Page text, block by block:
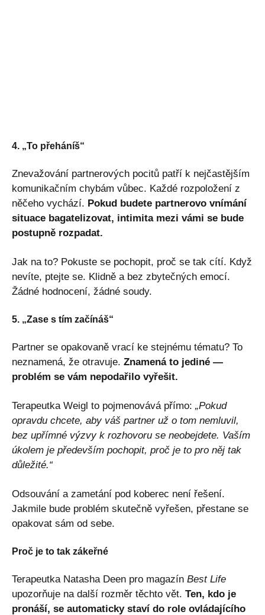
4. „To přeháníš“
Znevažování partnerových pocitů patří k nejčastějším
komunikačním chybám vůbec. Každé rozpoložení z
něčeho vychází. Pokud budete partnerovo vnímání
situace bagatelizovat, intimita mezi vámi se bude
postupně rozpadat.
Jak na to? Pokuste se pochopit, proč se tak cítí. Když
nevíte, ptejte se. Klidně a bez zbytečných emocí.
Žádné hodnocení, žádné soudy.
5. „Zase s tím začínáš“
Partner se opakovaně vrací ke stejnému tématu? To
neznamená, že otravuje. Znamená to jediné —
problém se vám nepodařilo vyřešit.
Terapeutka Weigl to pojmenovává přímo: „Pokud
opravdu chcete, aby váš partner už o tom nemluvil,
bez upřímné výzvy k rozhovoru se neobejdete. Vaším
úkolem je především pochopit, proč je to pro něj tak
důležité.“
Odsouvání a zametání pod koberec není řešení.
Jakmile bude problém skutečně vyřešen, přestane se
opakovat sám od sebe.
Proč je to tak zákeřné
Terapeutka Natasha Deen pro magazín Best Life
upozorňuje na další rozměr těchto vět. Ten, kdo je
pronáší, se automaticky staví do role ovládajícího